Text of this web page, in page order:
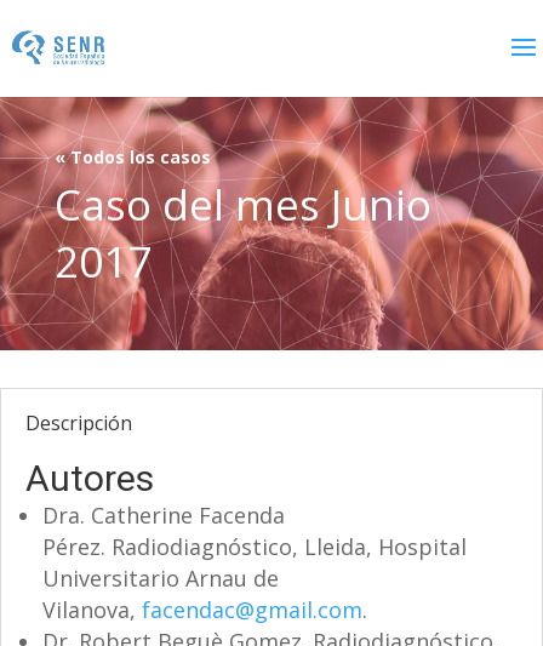
« Todos los casos
Caso del mes Junio
2017
Descripción
Autores
Dra. Catherine Facenda
Pérez. Radiodiagnóstico, Lleida, Hospital
Universitario Arnau de
Vilanova, facendac@gmail.com.